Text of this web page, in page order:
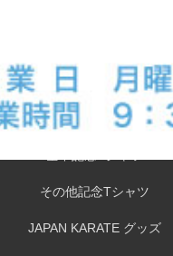
OSS!!Tシャツ大特価セール！
全少記念Tシャツ
その他記念Tシャツ
JAPAN KARATE グッズ